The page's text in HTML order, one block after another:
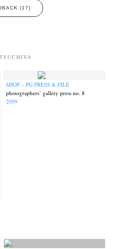
(17)
SHOP – PG PRESS & FILE
photographers’ gallery press no. 8
2009